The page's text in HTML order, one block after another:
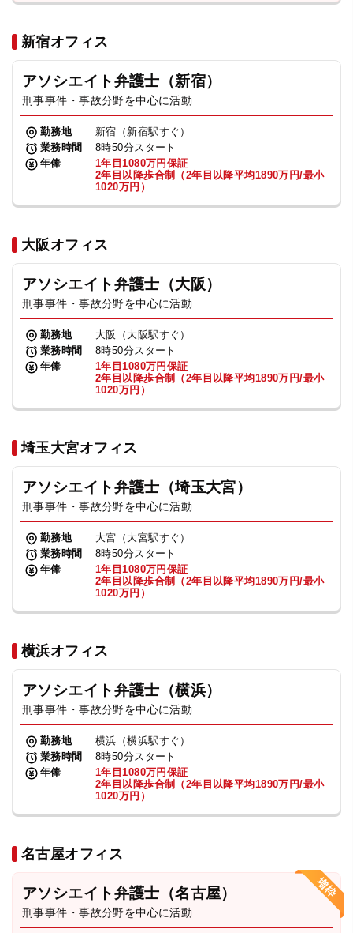
新宿オフィス
アソシエイト弁護士（新宿）
刑事事件・事故分野を中心に活動
勤務地
新宿（新宿駅すぐ）
業務時間
8時50分スタート
年俸
1年目1080万円保証
2年目以降歩合制（2年目以降平均1890万円/最小
1020万円）
大阪オフィス
アソシエイト弁護士（大阪）
刑事事件・事故分野を中心に活動
勤務地
大阪（大阪駅すぐ）
業務時間
8時50分スタート
年俸
1年目1080万円保証
2年目以降歩合制（2年目以降平均1890万円/最小
1020万円）
埼玉大宮オフィス
アソシエイト弁護士（埼玉大宮）
刑事事件・事故分野を中心に活動
勤務地
大宮（大宮駅すぐ）
業務時間
8時50分スタート
年俸
1年目1080万円保証
2年目以降歩合制（2年目以降平均1890万円/最小
1020万円）
横浜オフィス
アソシエイト弁護士（横浜）
刑事事件・事故分野を中心に活動
勤務地
横浜（横浜駅すぐ）
業務時間
8時50分スタート
年俸
1年目1080万円保証
2年目以降歩合制（2年目以降平均1890万円/最小
1020万円）
名古屋オフィス
アソシエイト弁護士（名古屋）
刑事事件・事故分野を中心に活動
求人採用
お知らせ
特設サイト
相談先情報サイト
法人グループ
プライバシーポリシー 利用規約
TikTok受賞 定義集 動画集